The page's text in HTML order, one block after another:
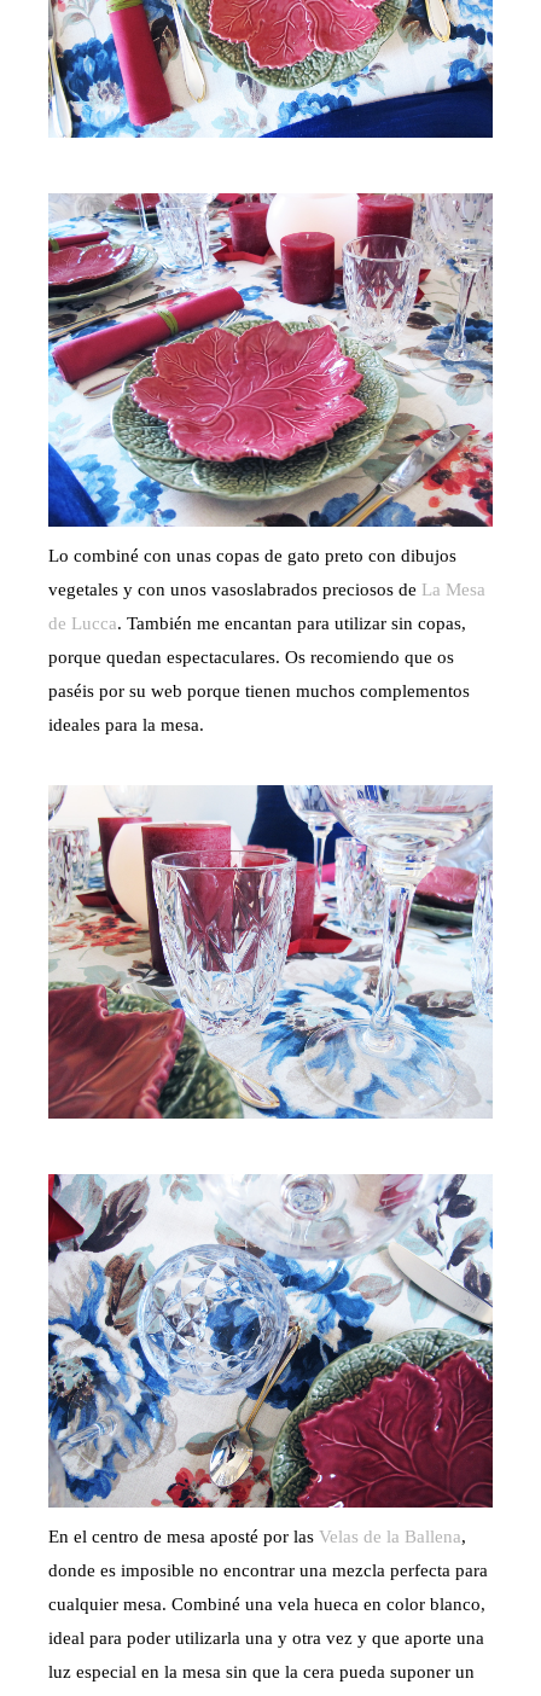
Lo combiné con unas copas de gato preto con dibujos
vegetales y con unos vasoslabrados preciosos de La Mesa
de Lucca. También me encantan para utilizar sin copas,
porque quedan espectaculares. Os recomiendo que os
paséis por su web porque tienen muchos complementos
ideales para la mesa.
En el centro de mesa aposté por las Velas de la Ballena,
donde es imposible no encontrar una mezcla perfecta para
cualquier mesa. Combiné una vela hueca en color blanco,
ideal para poder utilizarla una y otra vez y que aporte una
luz especial en la mesa sin que la cera pueda suponer un